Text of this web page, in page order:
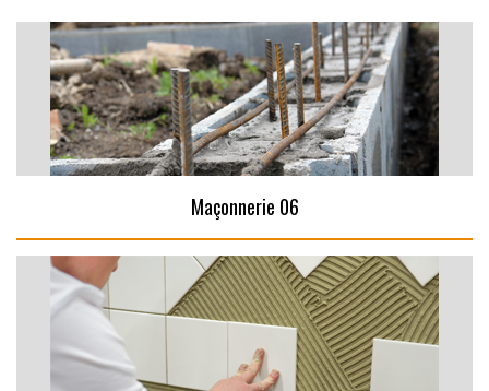
Maçonnerie 06